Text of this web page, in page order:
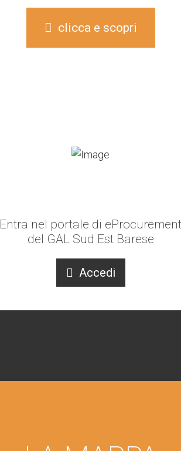
clicca e scopri
Entra nel portale di eProcurement
del GAL Sud Est Barese
Accedi